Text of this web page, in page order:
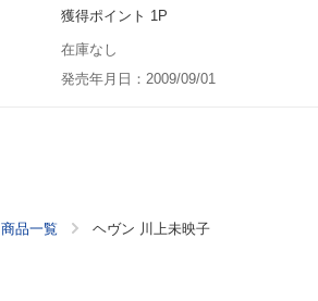
獲得ポイント 1P
在庫なし
発売年月日：2009/09/01
商品一覧 ヘヴン 川上未映子